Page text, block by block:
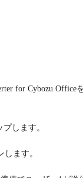
for Cybozu
します。
ます。